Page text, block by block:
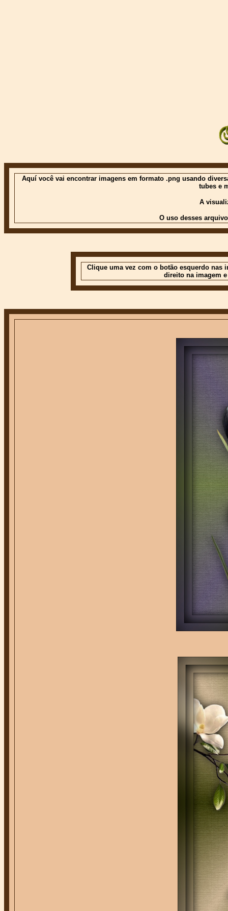
Aquí você vai encontrar imagens em formato .png usando
tubes e
A
O uso desses
Clique uma vez com o botão esquerdo nas
direito na imagem